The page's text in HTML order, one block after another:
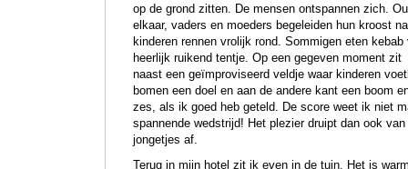
op de grond zitten. De mensen ontspannen zich.
elkaar, vaders en moeders begeleiden hun kroost
kinderen rennen vrolijk rond. Sommigen eten kebab
heerlijk ruikend tentje. Op een gegeven moment
naast een geïmproviseerd veldje waar kinderen
bomen een doel en aan de andere kant een boom
zes, als ik goed heb geteld. De score weet ik niet
spannende wedstrijd! Het plezier druipt dan ook
jongetjes af.
Terug in mijn hotel zit ik even in de tuin. Het is